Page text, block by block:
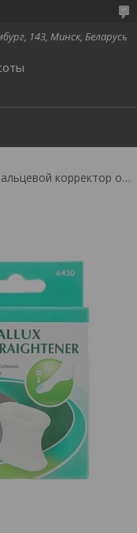
143, Минск, Беларусь
Межпальцевой корректор oppo 6420